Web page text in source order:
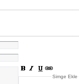
Simge Ekle